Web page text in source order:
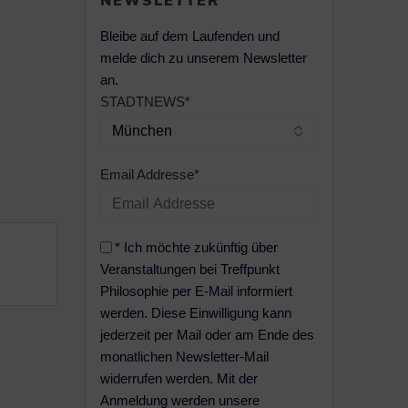
Bleibe auf dem Laufenden und
melde dich zu unserem Newsletter
an.
STADTNEWS*
Email Addresse*
* Ich möchte zukünftig über
Veranstaltungen bei Treffpunkt
Philosophie per E-Mail informiert
werden. Diese Einwilligung kann
jederzeit per Mail oder am Ende des
monatlichen Newsletter-Mail
widerrufen werden. Mit der
Anmeldung werden unsere